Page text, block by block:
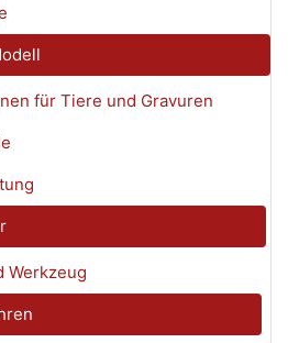
für Tiere und Gravuren
Werkzeug